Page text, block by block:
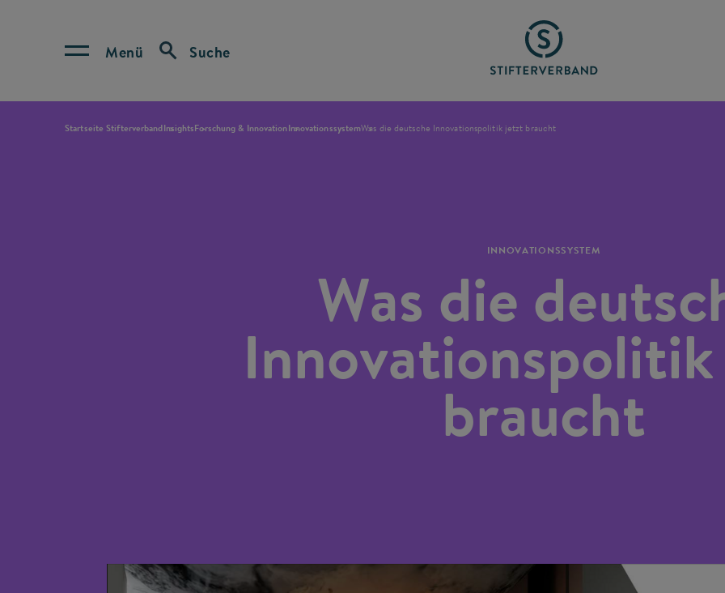
Menü Suche
Startseite StifterverbandInsightsForschung & InnovationInnovationssystemWas die deutsche Innovationspolitik jetzt braucht
INNOVATIONSSYSTEM
Was die
braucht